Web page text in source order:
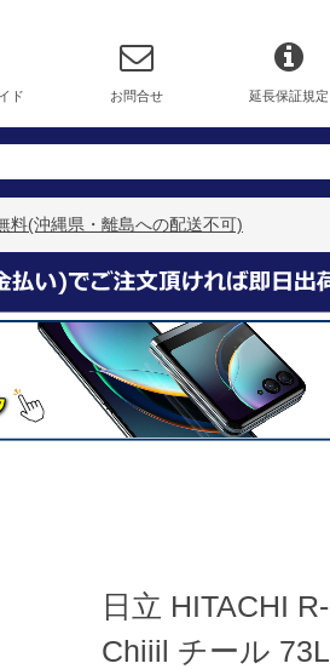
ド お問合せ 延長保証規定
料(沖縄県・離島への配送不可)
日立 HITACHI
Chiiil チール